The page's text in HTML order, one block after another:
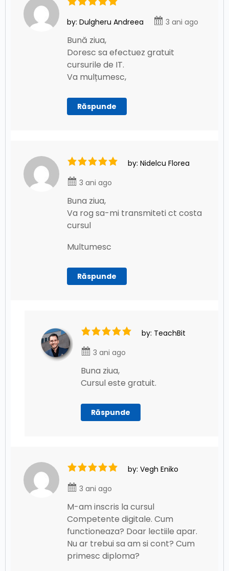
by: Dulgheru Andreea 3 ani ago
Bună ziua,
Doresc sa efectuez gratuit
cursurile de IT.
Va mulțumesc,
Răspunde
by: Nidelcu Florea
3 ani ago
Buna ziua,
Va rog sa-mi transmiteti ct costa
cursul
Multumesc
Răspunde
by: TeachBit
3 ani ago
Buna ziua,
Cursul este gratuit.
Răspunde
by: Vegh Eniko
3 ani ago
M-am inscris la cursul
Competente digitale. Cum
functioneaza? Doar lectiile apar.
Nu ar trebui sa am si cont? Cum
primesc diploma?